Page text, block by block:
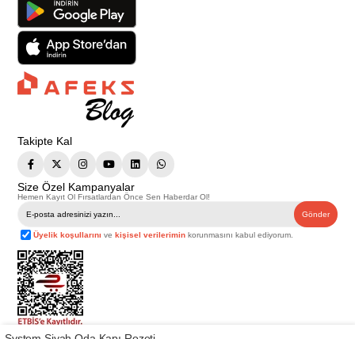
Takipte Kal
Size Özel Kampanyalar
Hemen Kayıt Ol Fırsatlardan Önce Sen Haberdar Ol!
Gönder
Üyelik koşullarını vekişisel verilerimin korunmasını kabul ediyorum.